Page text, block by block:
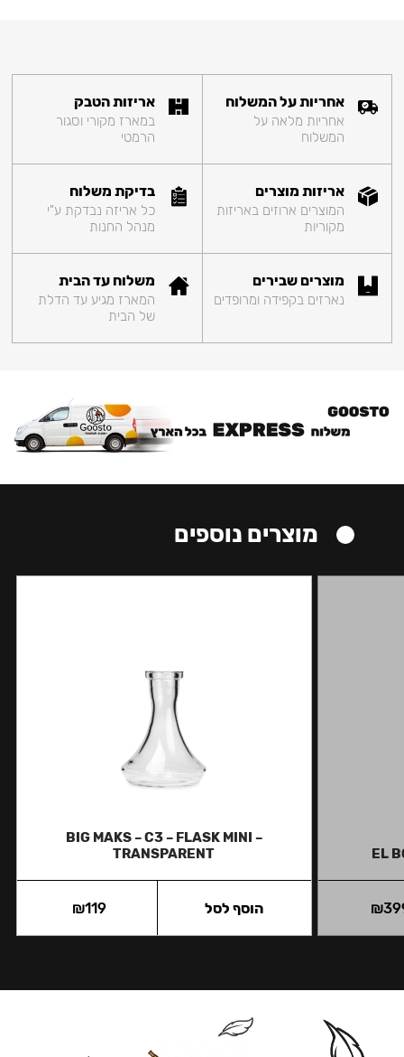
אחריות על המשלוח
אחריות מלאה על
המשלוח
אריזות הטבק
במארז מקורי וסגור
הרמטי
אריזות מוצרים
המוצרים ארוזים באריזות
מקוריות
בדיקת משלוח
כל אריזה נבדקת ע"י
מנהל החנות
מוצרים שבירים
נארזים בקפידה ומרופדים
משלוח עד הבית
המארז מגיע עד הדלת
של הבית
מוצרים נוספים
EL
₪
BIG MAKS – C3 – FLASK MINI –
TRANSPARENT
₪119 הוסף לסל